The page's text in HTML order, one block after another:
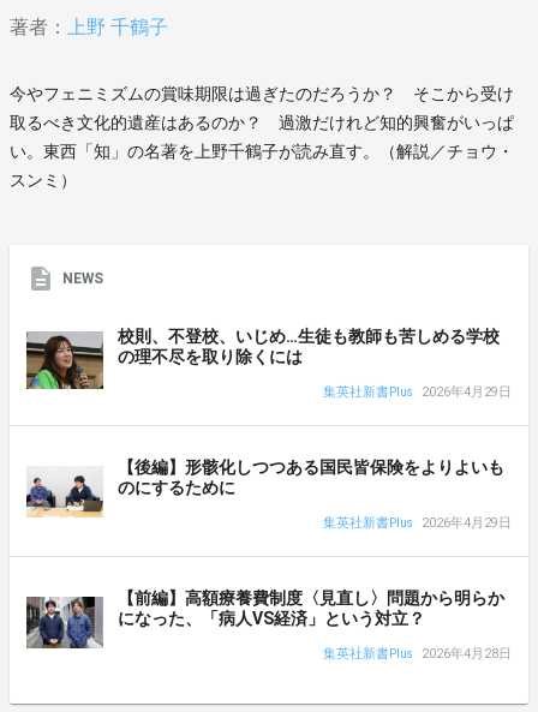
著者： 上野 千鶴子
今やフェニミズムの賞味期限は過ぎたのだろうか？ そこから受け
取るべき文化的遺産はあるのか？ 過激だけれど知的興奮がいっぱ
い。東西「知」の名著を上野千鶴子が読み直す。（解説／チョウ・
スンミ）
NEWS
校則、不登校、いじめ…生徒も教師も苦しめる学校
の理不尽を取り除くには
集英社新書Plus 2026年4月29日
【後編】形骸化しつつある国民皆保険をよりよいも
のにするために
集英社新書Plus 2026年4月29日
【前編】高額療養費制度〈見直し〉問題から明らか
になった、「病人VS経済」という対立？
集英社新書Plus 2026年4月28日